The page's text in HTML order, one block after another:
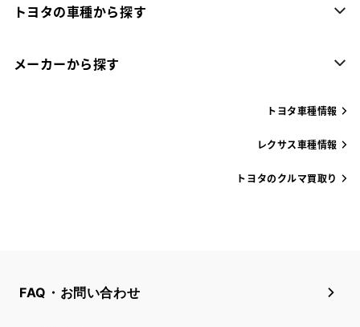
トヨタの車種から探す
メーカーから探す
トヨタ車種情報
レクサス車種情報
トヨタのクルマ買取り
FAQ・お問い合わせ